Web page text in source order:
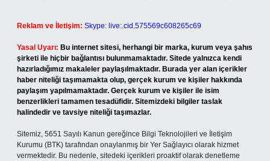
Reklam ve İletişim: Skype: live:.cid.575569c608265c69
Yasal Uyarı: Bu internet sitesi, herhangi bir marka, kurum veya şahıs
şirketi ile hiçbir bağlantısı bulunmamaktadır. Sitede yalnızca kendi
hazırladığımız makaleler paylaşılmaktadır. Burada yer alan içerikler
haber niteliği taşımamakta olup, gerçek kurum ve kişiler hakkında
paylaşım yapılmamaktadır. Gerçek kurum ve kişiler ile isim
benzerlikleri tamamen tesadüfidir. Sitemizdeki bilgiler taslak
halindedir ve tavsiye niteliği taşımazlar.
Sitemiz, 5651 Sayılı Kanun gereğince Bilgi Teknolojileri ve İletişim
Kurumu (BTK) tarafından onaylanmış bir Yer Sağlayıcı olarak hizmet
vermektedir. Bu nedenle, sitedeki içerikleri proaktif olarak denetleme